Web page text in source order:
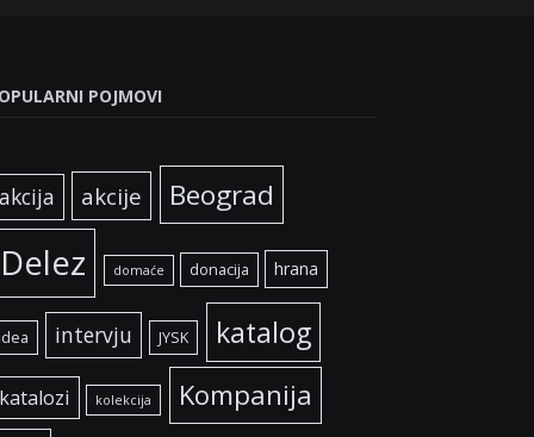
POJMOVI
akcija akcije Beograd
Delez domaće donacija hrana
idea intervju JYSK katalog
katalozi kolekcija Kompanija